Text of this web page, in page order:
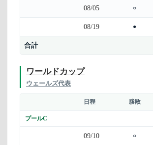
08/05 ○
08/19 ●
合計
ワールドカップ
ウェールズ代表
日程 勝敗
プールC
09/10 ○